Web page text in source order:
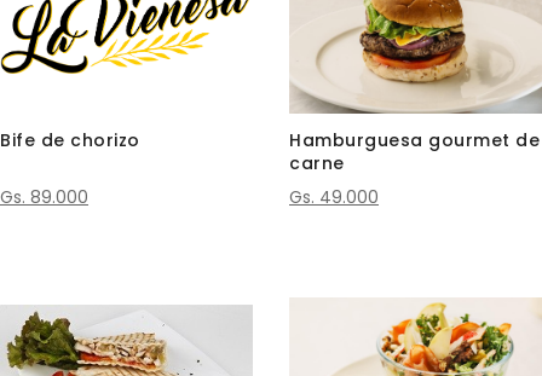
Bife de chorizo
Gs. 89.000
Hamburguesa gourmet de
carne
Gs. 49.000